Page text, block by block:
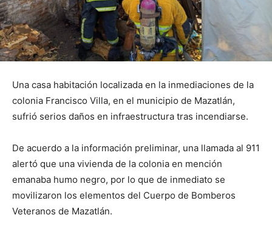
Una casa habitación localizada en la inmediaciones de la
colonia Francisco Villa, en el municipio de Mazatlán,
sufrió serios daños en infraestructura tras incendiarse.
De acuerdo a la información preliminar, una llamada al 911
alertó que una vivienda de la colonia en mención
emanaba humo negro, por lo que de inmediato se
movilizaron los elementos del Cuerpo de Bomberos
Veteranos de Mazatlán.